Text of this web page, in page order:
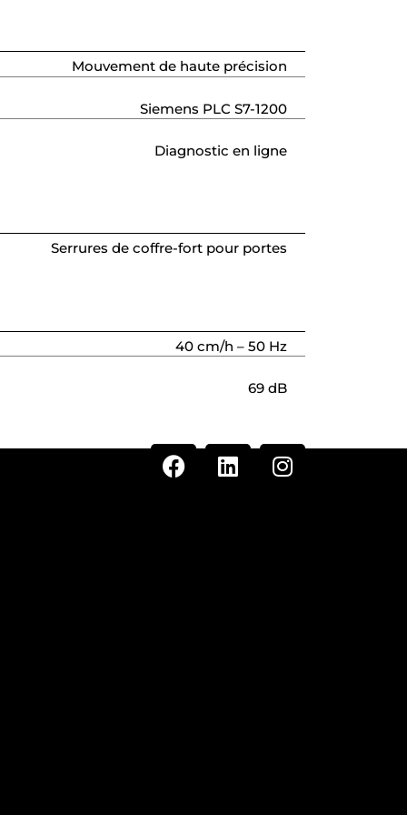
Mouvement de haute précision
Siemens PLC S7-1200
Diagnostic en ligne
Serrures de coffre-fort pour portes
40 cm/h – 50 Hz
69 dB